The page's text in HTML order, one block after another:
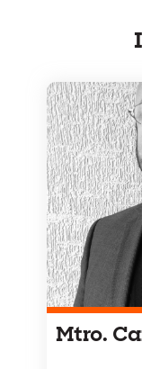
Mtro.